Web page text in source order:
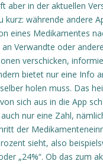
aber in der aktuellen
kurz: währende andere
eines Medikamentes
Verwandte oder
verschicken,
bietet nur eine Info
holen muss. Das
sich aus in die App
nur eine Zahl,
der
sieht, also
„24%“. Ob das zum